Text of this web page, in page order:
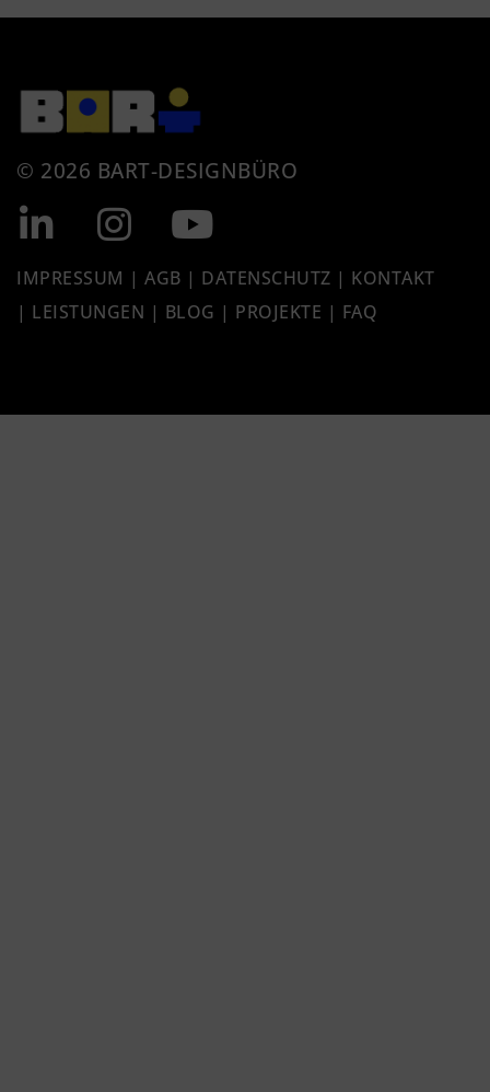
© 2026 BART-DESIGNBÜRO
IMPRESSUM | AGB | DATENSCHUTZ | KONTAKT
| LEISTUNGEN | BLOG | PROJEKTE | FAQ